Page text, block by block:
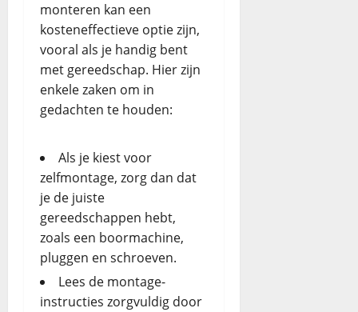
monteren kan een
kosteneffectieve optie zijn,
vooral als je handig bent
met gereedschap. Hier zijn
enkele zaken om in
gedachten te houden:
Als je kiest voor
zelfmontage, zorg dan dat
je de juiste
gereedschappen hebt,
zoals een boormachine,
pluggen en schroeven.
Lees de montage-
instructies zorgvuldig door